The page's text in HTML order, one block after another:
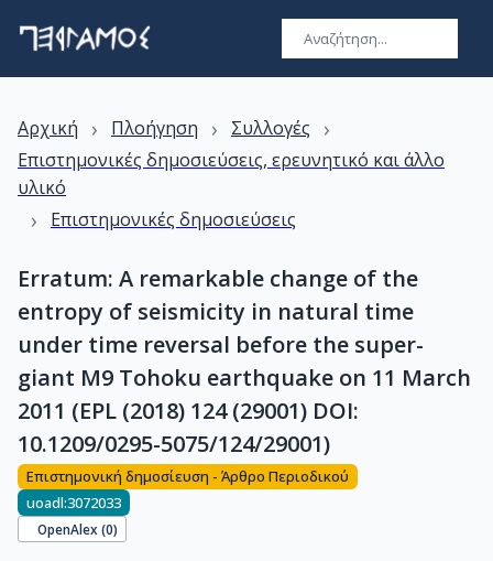
Αρχική › Πλοήγηση › Συλλογές ›
Επιστημονικές δημοσιεύσεις, ερευνητικό και άλλο
υλικό
› Επιστημονικές δημοσιεύσεις
Erratum: A remarkable change of the
entropy of seismicity in natural time
under time reversal before the super-
giant M9 Tohoku earthquake on 11 March
2011 (EPL (2018) 124 (29001) DOI:
10.1209/0295-5075/124/29001)
Επιστημονική δημοσίευση - Άρθρο Περιοδικού
uoadl:3072033
OpenAlex (0)